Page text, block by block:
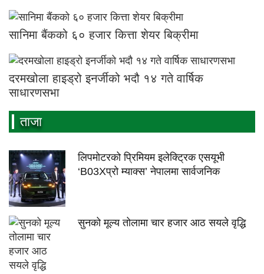
सानिमा बैंकको ६० हजार कित्ता शेयर बिक्रीमा
दरमखोला हाइड्रो इनर्जीको भदौ १४ गते वार्षिक
साधारणसभा
ताजा
लिपमोटरको प्रिमियम इलेक्ट्रिक एसयूभी
‘B03Xप्रो म्याक्स’ नेपालमा सार्वजनिक
सुनको मूल्य तोलामा चार हजार आठ सयले वृद्धि